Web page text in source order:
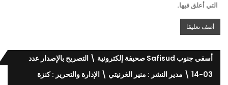
التي أعلق فيها.
أسفي جنوب Safisud صحيفة إلكترونية \ التصريح بالإصدار عدد
03-14 \ مدير النشر : منير الغرنيتي \ الإدارة والتحرير : كنزة